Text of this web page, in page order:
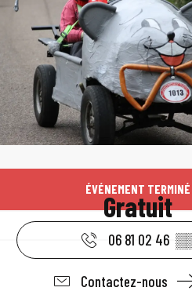
ÉVÉNEMENT TERMINÉ
Gratuit
06 81 02 46
Contactez-nous